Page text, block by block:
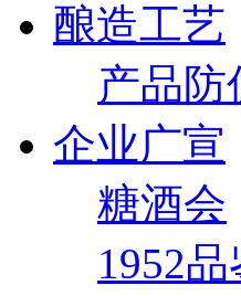
酿造工艺
产品防
企业广宣
糖酒会
1952